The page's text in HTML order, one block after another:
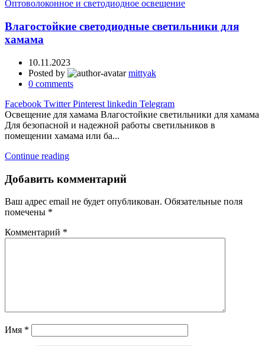
Оптоволоконное и светодиодное освещение
Влагостойкие светодиодные светильники для
хамама
10.11.2023
Posted by
mittyak
0 comments
Facebook Twitter Pinterest linkedin Telegram
Освещение для хамама Влагостойкие светильники для хамама
Для безопасной и надежной работы светильников в
помещении хамама или ба...
Continue reading
Добавить комментарий
Ваш адрес email не будет опубликован. Обязательные поля
помечены *
Комментарий *
Имя *